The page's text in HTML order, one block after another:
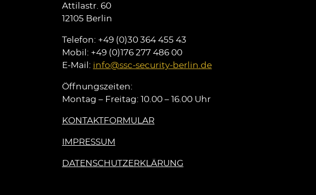
Attilastr. 60
12105 Berlin
Telefon: +49 (0)30 364 455 43
Mobil: +49 (0)176 277 486 00
E-Mail: info@ssc-security-berlin.de
Öffnungszeiten:
Montag – Freitag: 10.00 – 16.00 Uhr
KONTAKTFORMULAR
IMPRESSUM
DATENSCHUTZERKLÄRUNG